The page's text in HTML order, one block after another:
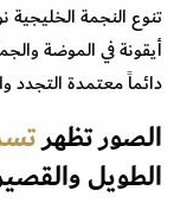
تنوع النجمة
أيقونة في الموضة
دائماً معتمدة التجدد
الصور تظهر
الطويل